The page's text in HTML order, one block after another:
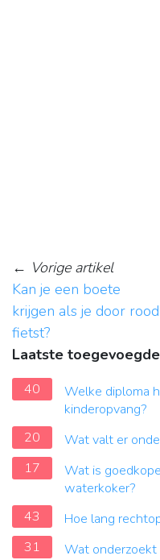
← Vorige artikel
Kan je een boete
krijgen als je door rood
fietst?
Laatste
40
Welke diploma
kinderopvang?
20
Wat valt er
17
Wat is
waterkoker?
43
Hoe lang
31
Wat